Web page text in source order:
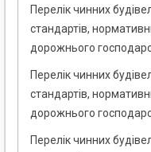
Перелік чинних
стандартів,
дорожнього
Перелік чинних
стандартів,
дорожнього
Перелік чинних